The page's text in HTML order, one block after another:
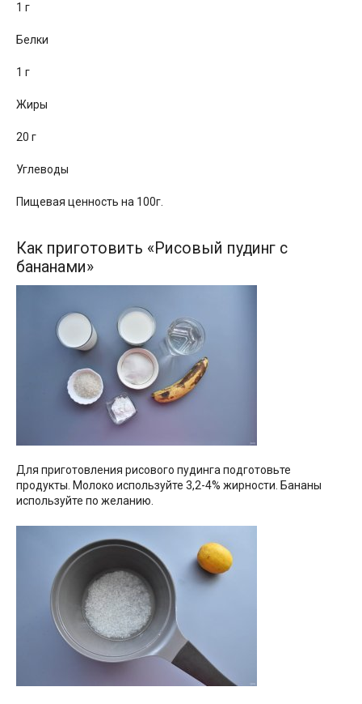
1 г
Белки
1 г
Жиры
20 г
Углеводы
Пищевая ценность на 100г.
Как приготовить «Рисовый пудинг с
бананами»
Для приготовления рисового пудинга подготовьте
продукты. Молоко используйте 3,2-4% жирности. Бананы
используйте по желанию.